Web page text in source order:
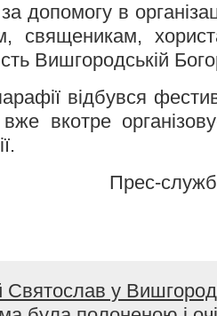
допомогу в
священикам,
Вишгородській
відбувся
вкотре
Прес-
Святослав у